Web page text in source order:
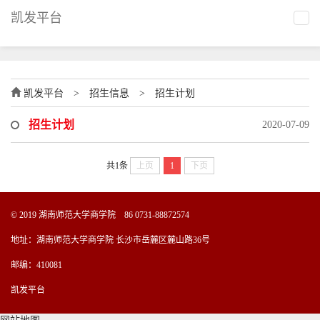
凯发平台
凯发平台 > 招生信息 > 招生计划
2020-07-09
招生计划
共1条 上页 1 下页
© 2019 湖南师范大学商学院 86 0731-88872574
地址：湖南师范大学商学院 长沙市岳麓区麓山路36号
邮编：410081
凯发平台